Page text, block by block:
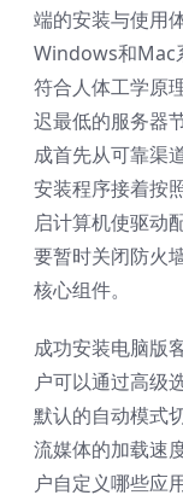
端的安装与使用
Windows和Mac
符合人体工学原
迟最低的服务器
成首先从可靠渠
安装程序接着按
启计算机使驱动
要暂时关闭防火
核心组件。
成功安装电脑版
户可以通过高级
默认的自动模式
流媒体的加载速
户自定义哪些应